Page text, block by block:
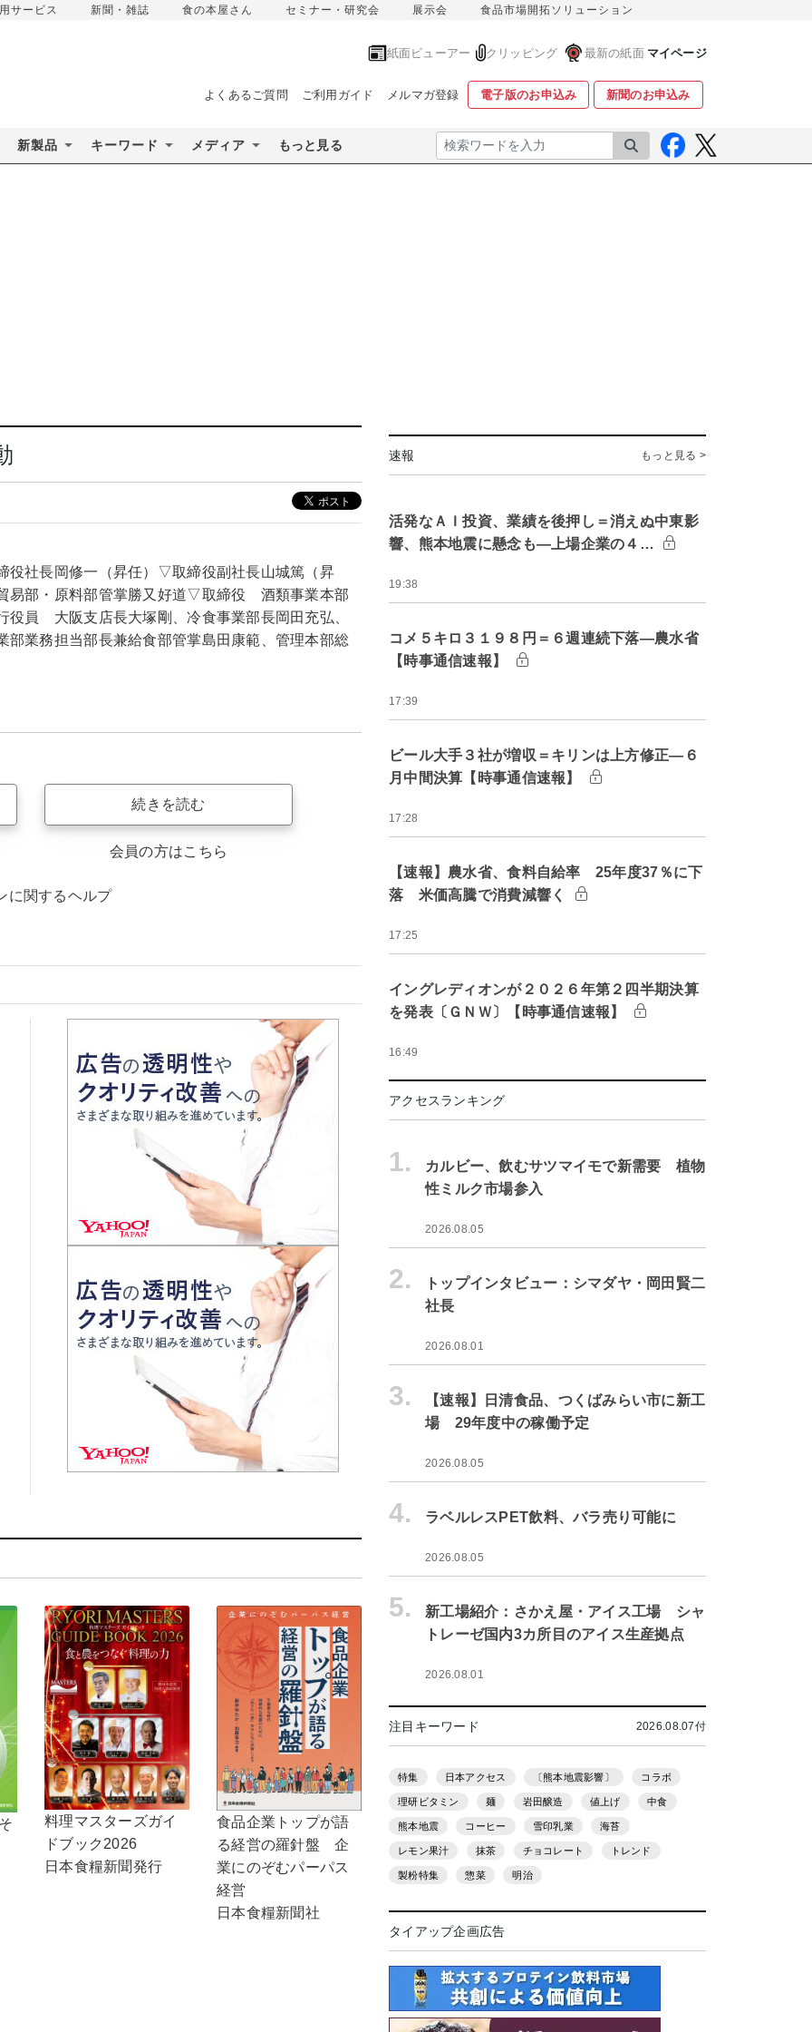
サービス 新聞・雑誌 食の本屋さん セミナー・研究会 展示会 食品市場開拓ソリューション
紙面ビューアー クリッピング 最新の紙面 マイページ
よくあるご質問 ご利用ガイド メルマガ登録 電子版のお申込み 新聞のお申込み
新製品 キーワード メディア もっと見る 検索
社長岡修一（昇任）▽取締役副社長山城篤（昇
易部・原料部管掌勝又好道▽取締役 酒類事業本部
員 大阪支店長大塚剛、冷食事業部長岡田充弘、
業務担当部長兼給食部管掌島田康範、管理本部総
続きを読む
会員の方はこちら
に関するヘルプ
料理マスターズガイ
ドブック2026
日本食糧新聞発行
食品企業トップが語
る経営の羅針盤 企
業にのぞむパーパス
経営
日本食糧新聞社
速報 もっと見る >
活発なＡＩ投資、業績を後押し＝消えぬ中東影
響、熊本地震に懸念も―上場企業の４…
19:38
コメ５キロ３１９８円＝６週連続下落―農水省
【時事通信速報】
17:39
ビール大手３社が増収＝キリンは上方修正―６
月中間決算【時事通信速報】
17:28
【速報】農水省、食料自給率 25年度37％に下
落 米価高騰で消費減響く
17:25
イングレディオンが２０２６年第２四半期決算
を発表〔ＧＮＷ〕【時事通信速報】
16:49
アクセスランキング
1.
カルビー、飲むサツマイモで新需要 植物
性ミルク市場参入
2026.08.05
2.
トップインタビュー：シマダヤ・岡田賢二
社長
2026.08.01
3.
【速報】日清食品、つくばみらい市に新工
場 29年度中の稼働予定
2026.08.05
4. ラベルレスPET飲料、バラ売り可能に
2026.08.05
5.
新工場紹介：さかえ屋・アイス工場 シャ
トレーゼ国内3カ所目のアイス生産拠点
2026.08.01
注目キーワード 2026.08.07付
特集 日本アクセス 〔熊本地震影響〕 コラボ
理研ビタミン 麺 岩田醸造 値上げ 中食
熊本地震 コーヒー 雪印乳業 海苔
レモン果汁 抹茶 チョコレート トレンド
製粉特集 惣菜 明治
タイアップ企画広告